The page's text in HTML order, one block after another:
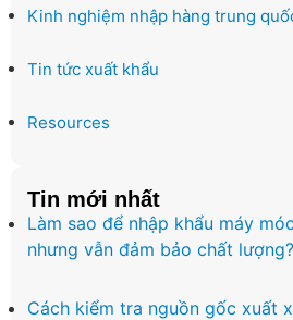
Kinh nghiệm nhập hàng trung
Tin tức xuất khẩu
Resources
Tin mới nhất
Làm sao để nhập khẩu máy
nhưng vẫn đảm bảo chất lượng?
Cách kiểm tra nguồn gốc xuất